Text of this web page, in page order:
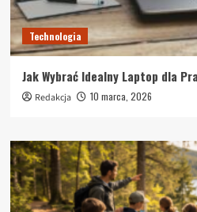
Technologia
Jak Wybrać Idealny Laptop dla
Redakcja 10 marca, 2026